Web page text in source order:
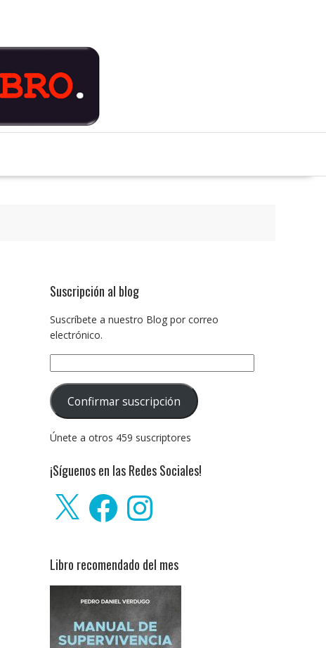
Suscripción al blog
Suscríbete a nuestro Blog por correo
electrónico.
de
correo
electrónico:
Confirmar suscripción
Únete a otros 459 suscriptores
¡Síguenos en las Redes Sociales!
FacebookInstagram
Libro recomendado del mes